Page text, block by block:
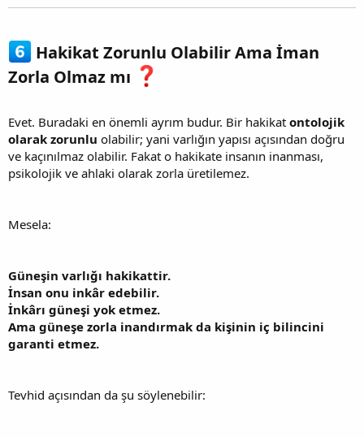
Hakikat Zorunlu Olabilir Ama İman
Zorla Olmaz mı
Evet. Buradaki en önemli ayrım budur. Bir hakikat ontolojik
olarak zorunlu olabilir; yani varlığın yapısı açısından doğru
ve kaçınılmaz olabilir. Fakat o hakikate insanın inanması,
psikolojik ve ahlaki olarak zorla üretilemez.
Mesela:
Güneşin varlığı hakikattir.
İnsan onu inkâr edebilir.
İnkârı güneşi yok etmez.
Ama güneşe zorla inandırmak da kişinin iç bilincini
garanti etmez.
Tevhid açısından da şu söylenebilir: